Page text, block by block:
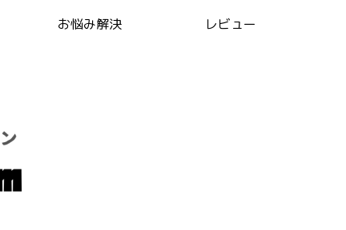
お悩み解決 レビュー